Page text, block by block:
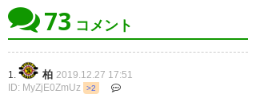
— ぽんぽこ (love_ymg04)
2019, 12月 27
27 73 コメント
1. 柏 2019.12.27 17:51
ID: MyZjE0ZmUz
>2